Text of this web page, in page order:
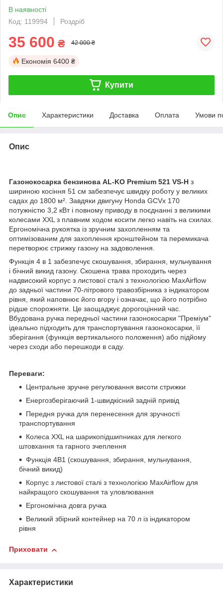
В наявності
Код: 119994
Роздріб
35 600 ₴ 42 000 ₴
Економія 6400 ₴
Купити
Опис Характеристики Доставка Оплата Умови
Опис
Газонокосарка бензинова AL-KO Premium 521 VS-H з
шириною косіння 51 см забезпечує швидку роботу у великих
садах до 1800 м². Завдяки двигуну Honda GCVx 170
потужністю 3,2 кВт і повному приводу в поєднанні з великими
колесами XXL з плавним ходом косити легко навіть на схилах.
Ергономічна рукоятка із зручним захопленням та
оптимізованим для захоплення кронштейном та перемикача
перетворює стрижку газону на задоволення.
Функція 4 в 1 забезпечує скошування, збирання, мульчування
і бічний викид газону. Скошена трава проходить через
надвисокий корпус з листової сталі з технологією MaxAirflow
до задньої частини 70-літрового травозбірника з індикатором
рівня, який наповнює його вгору і означає, що його потрібно
рідше спорожняти. Це заощаджує дорогоцінний час.
Вбудована ручка передньої частини газонокосарки "Преміум"
ідеально підходить для транспортування газонокосарки, її
зберігання (функція вертикального положення) або підйому
через сходи або перешкоди в саду.
Переваги:
Центральне зручне регулювання висоти стрижки
Енергозберігаючий 1-швидкісний задній привід
Передня ручка для перенесення для зручності
транспортування
Колеса XXL на шарикопідшипниках для легкого
штовхання та гарного зчеплення
Функція 4В1 (скошування, збирання, мульчування,
бічний викид)
Корпус з листової сталі з технологією MaxAirflow для
найкращого скошування та уловлювання
Ергономічна довга ручка
Великий збірний контейнер на 70 л із індикатором
рівня
Приховати
Характеристики